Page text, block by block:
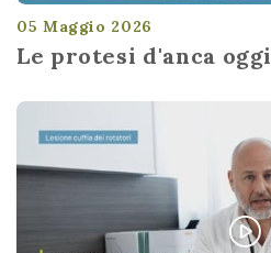
05 Maggio 2026
Le protesi d'anca oggi